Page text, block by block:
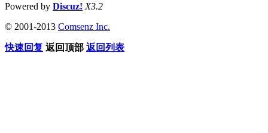
Powered by Discuz! X3.2
© 2001-2013 Comsenz Inc.
快速回复 返回顶部 返回列表